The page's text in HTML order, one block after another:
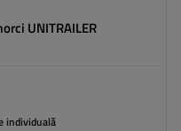
UNITRAILER
individuală